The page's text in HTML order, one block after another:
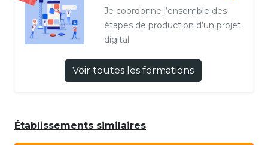
Je coordonne l’ensemble des
étapes de production d’un projet
digital
Voir toutes les formations
Établissements similaires